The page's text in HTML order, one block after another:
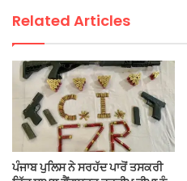
Related Articles
ਪੰਜਾਬ ਪੁਲਿਸ ਨੇ ਸਰਹੱਦ ਪਾਰੋਂ ਤਸਕਰੀ